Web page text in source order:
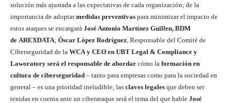
solución más ajustada a las expectativas de cada organización; de la
importancia de adoptarmedidas preventivas para minimizar el impacto de
estos ataques se encargará José Antonio Martínez Guillen, BDM
de AREXDATA; Óscar López Rodríguez , Responsable del Comité de
Ciberseguridad de la WCA y CEO en UBT Legal & Compliance y
Laworatory será el responsable de abordar cómo la formación en
cultura de ciberseguridad – tanto para empresas como para la sociedad en
general – es una prioridad ineludible; las claves legales que deben ser
tenidas en cuenta ante un ciberataque será el tema del que hable José